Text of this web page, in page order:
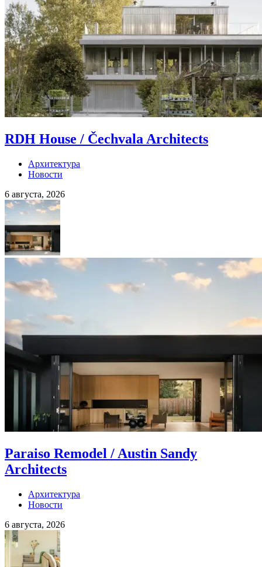
RDH House / Čechvala Architects
Архитектура
Новости
6 августа, 2026
Paraiso Remodel / Austin Sandy
Architects
Архитектура
Новости
6 августа, 2026